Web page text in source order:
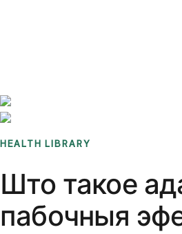
HEALTH LIBRARY
Што такое
пабочныя